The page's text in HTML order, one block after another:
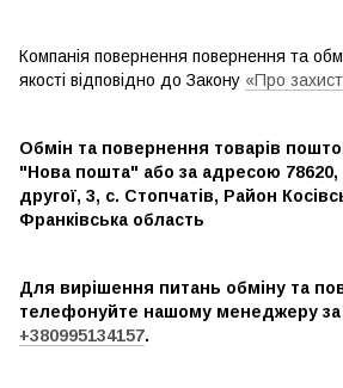
Компанія повернення повернення та
якості відповідно до Закону «Про
Обмін та повернення товарів
"Нова пошта" або за адресою 78620,
другої, 3, с. Стопчатів, Район
Франківська область
Для вирішення питань обміну та
телефонуйте нашому менеджеру
+380995134157.